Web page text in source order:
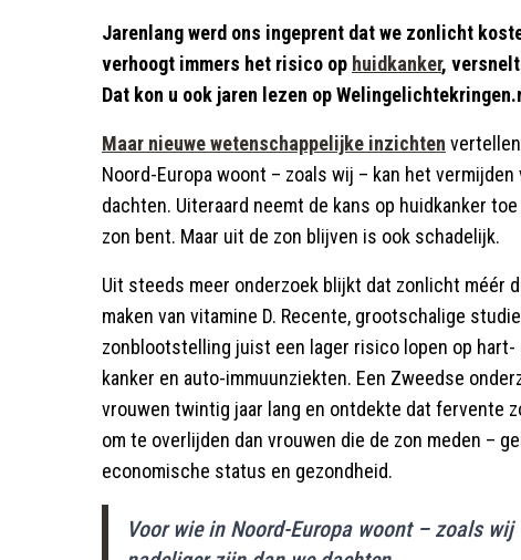
Jarenlang werd ons ingeprent dat we zonlicht
verhoogt immers het risico op huidkanker,
Dat kon u ook jaren lezen op
Maar nieuwe wetenschappelijke inzichten
Noord-Europa woont – zoals wij – kan het vermijden
dachten. Uiteraard neemt de kans op huidkanker
zon bent. Maar uit de zon blijven is ook schadelijk.
Uit steeds meer onderzoek blijkt dat zonlicht méér
maken van vitamine D. Recente, grootschalige
zonblootstelling juist een lager risico lopen op hart-
kanker en auto-immuunziekten. Een Zweedse
vrouwen twintig jaar lang en ontdekte dat fervente
om te overlijden dan vrouwen die de zon meden –
economische status en gezondheid.
Voor wie in Noord-Europa woont – zoals